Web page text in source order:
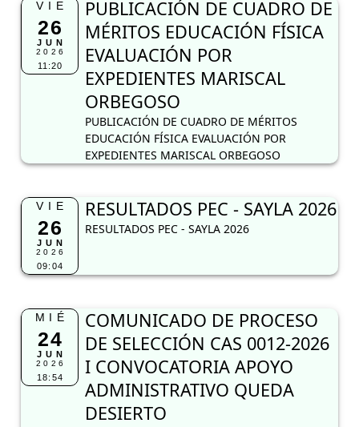
VIE
26
JUN
2026
11:20
PUBLICACIÓN DE CUADRO DE
MÉRITOS EDUCACIÓN FÍSICA
EVALUACIÓN POR
EXPEDIENTES MARISCAL
ORBEGOSO
PUBLICACIÓN DE CUADRO DE MÉRITOS
EDUCACIÓN FÍSICA EVALUACIÓN POR
EXPEDIENTES MARISCAL ORBEGOSO
VIE
26
JUN
2026
09:04
RESULTADOS PEC - SAYLA 2026
RESULTADOS PEC - SAYLA 2026
MIÉ
24
JUN
2026
18:54
COMUNICADO DE PROCESO
DE SELECCIÓN CAS 0012-2026
I CONVOCATORIA APOYO
ADMINISTRATIVO QUEDA
DESIERTO